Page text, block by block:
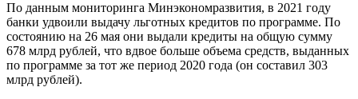
По данным мониторинга Минэкономразвития, в 2021 году
банки удвоили выдачу льготных кредитов по программе. По
состоянию на 26 мая они выдали кредиты на общую сумму
678 млрд рублей, что вдвое больше объема средств, выданных
по программе за тот же период 2020 года (он составил 303
млрд рублей).